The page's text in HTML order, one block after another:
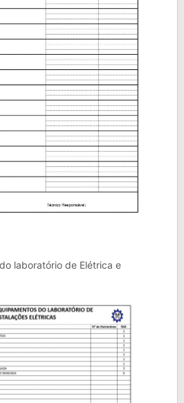
laboratório de Elétrica e